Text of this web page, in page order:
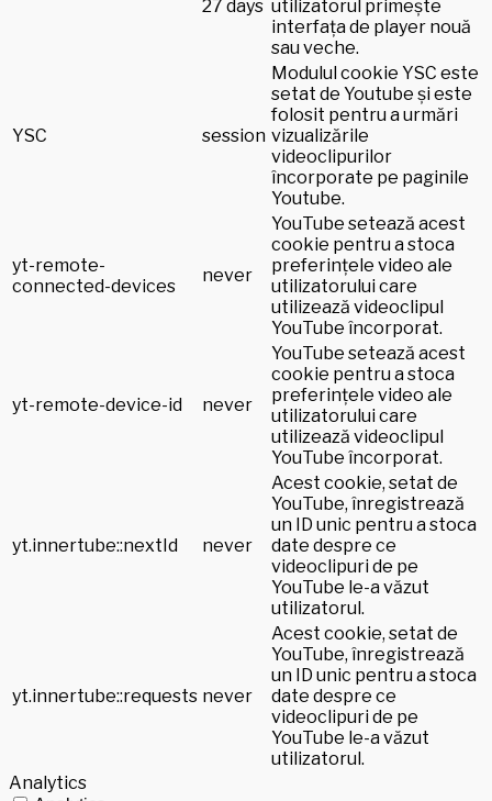
27 days utilizatorul primește
interfața de player nouă
sau veche.
YSC session
Modulul cookie YSC este
setat de Youtube și este
folosit pentru a urmări
vizualizările
videoclipurilor
încorporate pe paginile
Youtube.
yt-remote-
connected-devices
never
YouTube setează acest
cookie pentru a stoca
preferințele video ale
utilizatorului care
utilizează videoclipul
YouTube încorporat.
yt-remote-device-id never
YouTube setează acest
cookie pentru a stoca
preferințele video ale
utilizatorului care
utilizează videoclipul
YouTube încorporat.
yt.innertube::nextId never
Acest cookie, setat de
YouTube, înregistrează
un ID unic pentru a stoca
date despre ce
videoclipuri de pe
YouTube le-a văzut
utilizatorul.
yt.innertube::requests never
Acest cookie, setat de
YouTube, înregistrează
un ID unic pentru a stoca
date despre ce
videoclipuri de pe
YouTube le-a văzut
utilizatorul.
Analytics